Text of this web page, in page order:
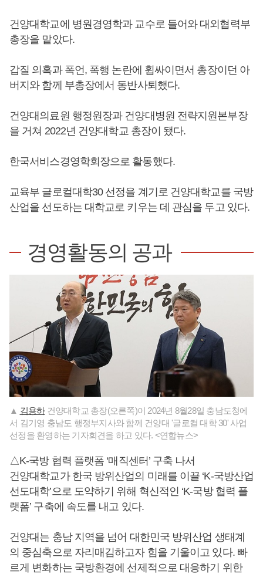
건양대학교에 병원경영학과 교수로 들어와 대외협력부
총장을 맡았다.
갑질 의혹과 폭언, 폭행 논란에 휩싸이면서 총장이던 아
버지와 함께 부총장에서 동반사퇴했다.
건양대의료원 행정원장과 건양대병원 전략지원본부장
을 거쳐 2022년 건양대학교 총장이 됐다.
한국서비스경영학회장으로 활동했다.
교육부 글로컬대학30 선정을 계기로 건양대학교를 국방
산업을 선도하는 대학교로 키우는 데 관심을 두고 있다.
경영활동의 공과
▲ 김용하건양대학교 총장(오른쪽)이 2024년 8월28일 충남도청에
서 김기영 충남도 행정부지사와 함께 건양대 '글로컬 대학 30' 사업
선정을 환영하는 기자회견을 하고 있다. <연합뉴스>
△K-국방 협력 플랫폼 ‘매직센터’ 구축 나서
건양대학교가 한국 방위산업의 미래를 이끌 ‘K-국방산업
선도대학’으로 도약하기 위해 혁신적인 ‘K-국방 협력 플
랫폼’ 구축에 속도를 내고 있다.
건양대는 충남 지역을 넘어 대한민국 방위산업 생태계
의 중심축으로 자리매김하고자 힘을 기울이고 있다. 빠
르게 변화하는 국방환경에 선제적으로 대응하기 위한